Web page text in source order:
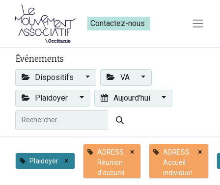
Contactez-nous​​
Événements
Dispositifs VA
Plaidoyer Aujourd'hui
Plaidoyer ×
ADRESS
Réunion
d'accueil
×
ADRESS
Accueil
individuel
×